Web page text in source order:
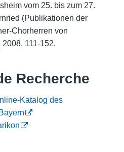
vom 25. bis zum 27.
(Publikationen der
Chorherren von
111-152.
Recherche
Katalog des